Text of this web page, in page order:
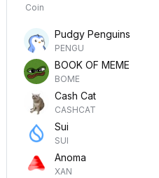
Coin
Pudgy Penguins
PENGU
BOOK OF MEME
BOME
Cash Cat
CASHCAT
Sui
SUI
Anoma
XAN